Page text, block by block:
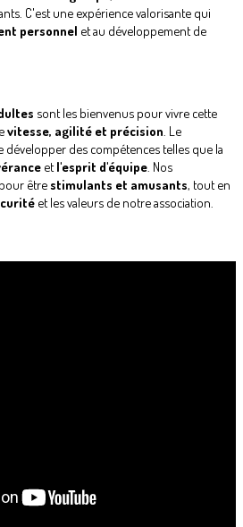
C'est une expérience valorisante qui
personnel et au développement de
sont les bienvenus pour vivre cette
vitesse, agilité et précision . Le
des compétences telles que la
etl'esprit d'équipe . Nos
êtrestimulants et amusants, tout en
et les valeurs de notre association.